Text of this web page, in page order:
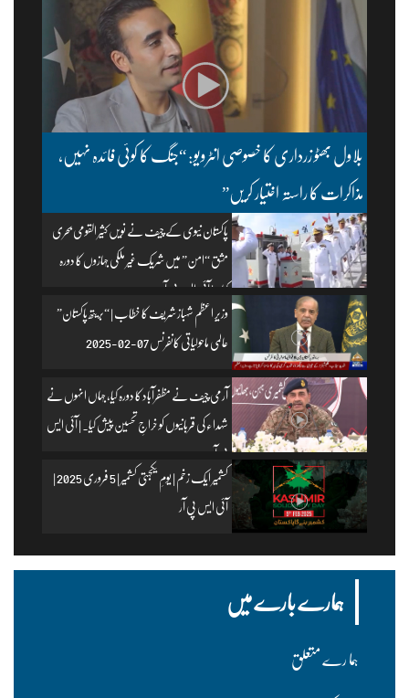
بلاول بھٹو زرداری کا خصوصی انٹرویو: “جنگ کا کوئی فائدہ نہیں،
مذاکرات کا راستہ اختیار کریں”
پاکستان نیوی کے چیف نے نویں کثیر القومی بحری
مشق “امن” میں شریک غیر ملکی جہازوں کا دورہ
کیا۔ | آئی ایس پی آر
وزیرِ اعظم شہباز شریف کا خطاب | “بریتھ پاکستان”
عالمی ماحولیاتی کانفرنس 07-02-2025
آرمی چیف نے مظفرآباد کا دورہ کیا، جہاں انہوں نے
شہداء کی قربانیوں کو خراجِ تحسین پیش کیا۔ | آئی ایس
پی آر
کشمیر ایک زخم | یومِ یکجہتی کشمیر | 5 فروری 2025 |
آئی ایس پی آر
ہمارے بارے میں
ہما رے متعلق